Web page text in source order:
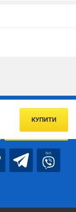
КУПИТИ
та пропозиції
ПІДПИСАТИСЯ
bot